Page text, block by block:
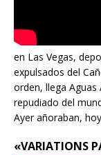
en Las Vegas,
expulsados del
orden, llega Aguas
repudiado del
Ayer añoraban,
«VARIATIONS